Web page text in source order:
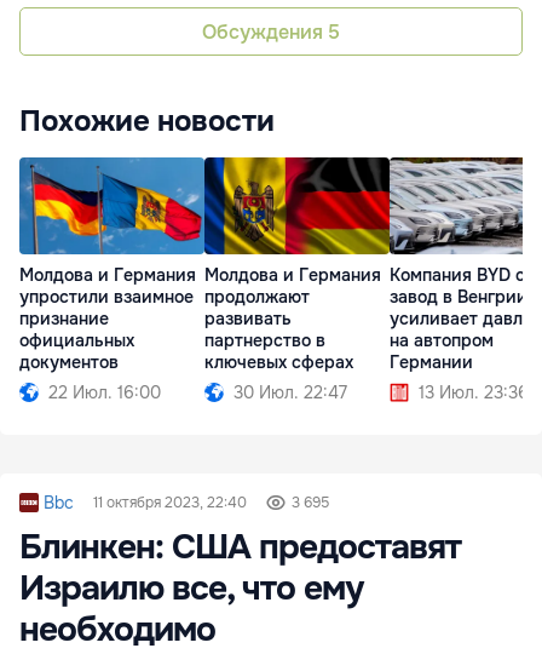
Обсуждения 5
Похожие новости
Молдова и Германия
упростили взаимное
признание
официальных
документов
22 Июл. 16:00
Молдова и Германия
продолжают
развивать
партнерство в
ключевых сферах
30 Июл. 22:47
Компания BYD
завод в Венгрии и
усиливает
на автопром
Германии
13 Июл. 23:36
Bbc 11 октября 2023, 22:40 3 695
Блинкен: США предоставят
Израилю все, что ему
необходимо